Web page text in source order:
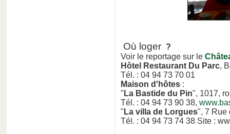
Où loger ?
Voir le reportage sur le
Hôtel Restaurant Du Parc,
Tél. : 04 94 73 70 01
Maison d'hôtes :
" La Bastide du Pin", 1017,
Tél. : 04 94 73 90 38,
" La villa de Lorgues", 7 Rue
Tél. : 04 94 73 74 38 Site :